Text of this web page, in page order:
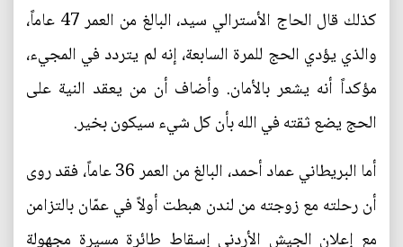
كذلك قال الحاج الأسترالي سيد، البالغ من العمر 47 عاماً،
والذي يؤدي الحج للمرة السابعة، إنه لم يتردد في المجيء،
مؤكداً أنه يشعر بالأمان. وأضاف أن من يعقد النية على
الحج يضع ثقته في الله بأن كل شيء سيكون بخير.
أما البريطاني عماد أحمد، البالغ من العمر 36 عاماً، فقد روى
أن رحلته مع زوجته من لندن هبطت أولاً في عمّان بالتزامن
مع إعلان الجيش الأردني إسقاط طائرة مسيرة مجهولة